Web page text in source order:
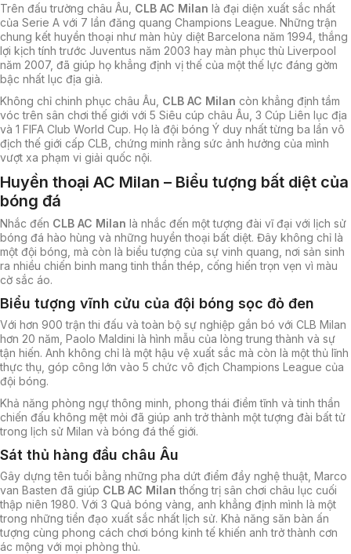
Trên đấu trường châu Âu, CLB AC Milan là đại diện xuất sắc nhất
của Serie A với 7 lần đăng quang Champions League. Những trận
chung kết huyền thoại như màn hủy diệt Barcelona năm 1994, thắng
lợi kịch tính trước Juventus năm 2003 hay màn phục thù Liverpool
năm 2007, đã giúp họ khẳng định vị thế của một thế lực đáng gờm
bậc nhất lục địa già.
Không chỉ chinh phục châu Âu, CLB AC Milan còn khẳng định tầm
vóc trên sân chơi thế giới với 5 Siêu cúp châu Âu, 3 Cúp Liên lục địa
và 1 FIFA Club World Cup. Họ là đội bóng Ý duy nhất từng ba lần vô
địch thế giới cấp CLB, chứng minh rằng sức ảnh hưởng của mình
vượt xa phạm vi giải quốc nội.
Huyền thoại AC Milan – Biểu tượng bất diệt của
bóng đá
Nhắc đến CLB AC Milan là nhắc đến một tượng đài vĩ đại với lịch sử
bóng đá hào hùng và những huyền thoại bất diệt. Đây không chỉ là
một đội bóng, mà còn là biểu tượng của sự vinh quang, nơi sản sinh
ra nhiều chiến binh mang tinh thần thép, cống hiến trọn vẹn vì màu
cờ sắc áo.
Biểu tượng vĩnh cửu của đội bóng sọc đỏ đen
Với hơn 900 trận thi đấu và toàn bộ sự nghiệp gắn bó với CLB Milan
hơn 20 năm, Paolo Maldini là hình mẫu của lòng trung thành và sự
tận hiến. Anh không chỉ là một hậu vệ xuất sắc mà còn là một thủ lĩnh
thực thụ, góp công lớn vào 5 chức vô địch Champions League của
đội bóng.
Khả năng phòng ngự thông minh, phong thái điềm tĩnh và tinh thần
chiến đấu không mệt mỏi đã giúp anh trở thành một tượng đài bất tử
trong lịch sử Milan và bóng đá thế giới.
Sát thủ hàng đầu châu Âu
Gây dựng tên tuổi bằng những pha dứt điểm đầy nghệ thuật, Marco
van Basten đã giúp CLB AC Milan thống trị sân chơi châu lục cuối
thập niên 1980. Với 3 Quả bóng vàng, anh khẳng định mình là một
trong những tiền đạo xuất sắc nhất lịch sử. Khả năng săn bàn ấn
tượng cùng phong cách chơi bóng kinh tế khiến anh trở thành cơn
ác mộng với mọi phòng thủ.